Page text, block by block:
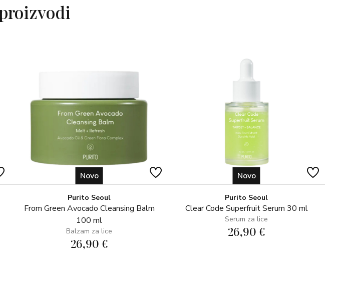
Novo
Purito Seoul
From Green Avocado Cleansing Balm
100 ml
Balzam za lice
26,90 €
Novo
Purito Seoul
Clear Code Superfruit Serum 30 ml
Serum za lice
26,90 €